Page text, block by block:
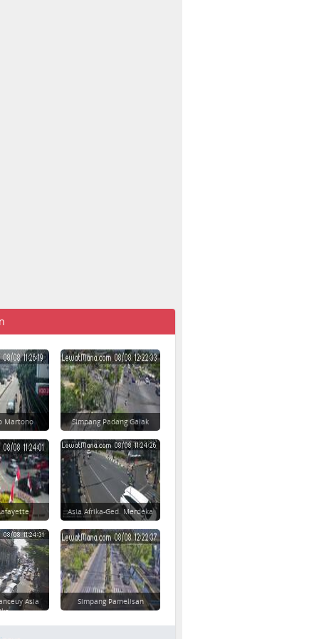
Martono Simpang Padang Galak
Asia Afrika-Ged. Merdeka
Asia
Simpang Pamelisan